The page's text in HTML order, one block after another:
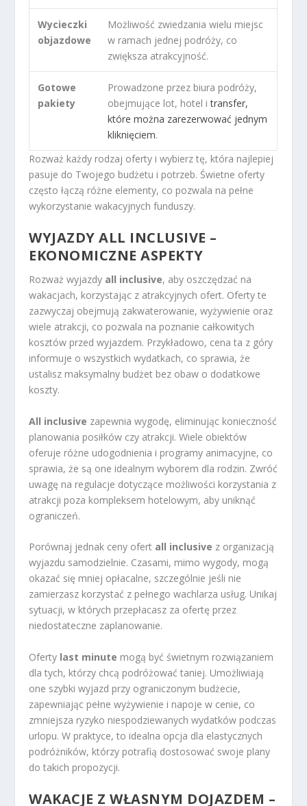
Wycieczki
objazdowe
Możliwość zwiedzania wielu miejsc
w ramach jednej podróży, co
zwiększa atrakcyjność.
Gotowe
pakiety
Prowadzone przez biura podróży,
obejmujące lot, hotel itransfer,
które można zarezerwować jednym
kliknięciem.
Rozważ każdy rodzaj oferty i wybierz tę, która najlepiej
pasuje do Twojego budżetu i potrzeb. Świetne oferty
często łączą różne elementy, co pozwala na pełne
wykorzystanie wakacyjnych funduszy.
WYJAZDY ALL INCLUSIVE –
EKONOMICZNE ASPEKTY
Rozważ wyjazdy all inclusive, aby oszczędzać na
wakacjach, korzystając z atrakcyjnych ofert. Oferty te
zazwyczaj obejmują zakwaterowanie, wyżywienie oraz
wiele atrakcji, co pozwala na poznanie całkowitych
kosztów przed wyjazdem. Przykładowo, cena ta z góry
informuje o wszystkich wydatkach, co sprawia, że
ustalisz maksymalny budżet bez obaw o dodatkowe
koszty.
All inclusive zapewnia wygodę, eliminując konieczność
planowania posiłków czy atrakcji. Wiele obiektów
oferuje różne udogodnienia i programy animacyjne, co
sprawia, że są one idealnym wyborem dla rodzin. Zwróć
uwagę na regulacje dotyczące możliwości korzystania z
atrakcji poza kompleksem hotelowym, aby uniknąć
ograniczeń.
Porównaj jednak ceny ofert all inclusive z organizacją
wyjazdu samodzielnie. Czasami, mimo wygody, mogą
okazać się mniej opłacalne, szczególnie jeśli nie
zamierzasz korzystać z pełnego wachlarza usług. Unikaj
sytuacji, w których przepłacasz za ofertę przez
niedostateczne zaplanowanie.
Oferty last minute mogą być świetnym rozwiązaniem
dla tych, którzy chcą podróżować taniej. Umożliwiają
one szybki wyjazd przy ograniczonym budżecie,
zapewniając pełne wyżywienie i napoje w cenie, co
zmniejsza ryzyko niespodziewanych wydatków podczas
urlopu. W praktyce, to idealna opcja dla elastycznych
podróżników, którzy potrafią dostosować swoje plany
do takich propozycji.
WAKACJE Z WŁASNYM DOJAZDEM –